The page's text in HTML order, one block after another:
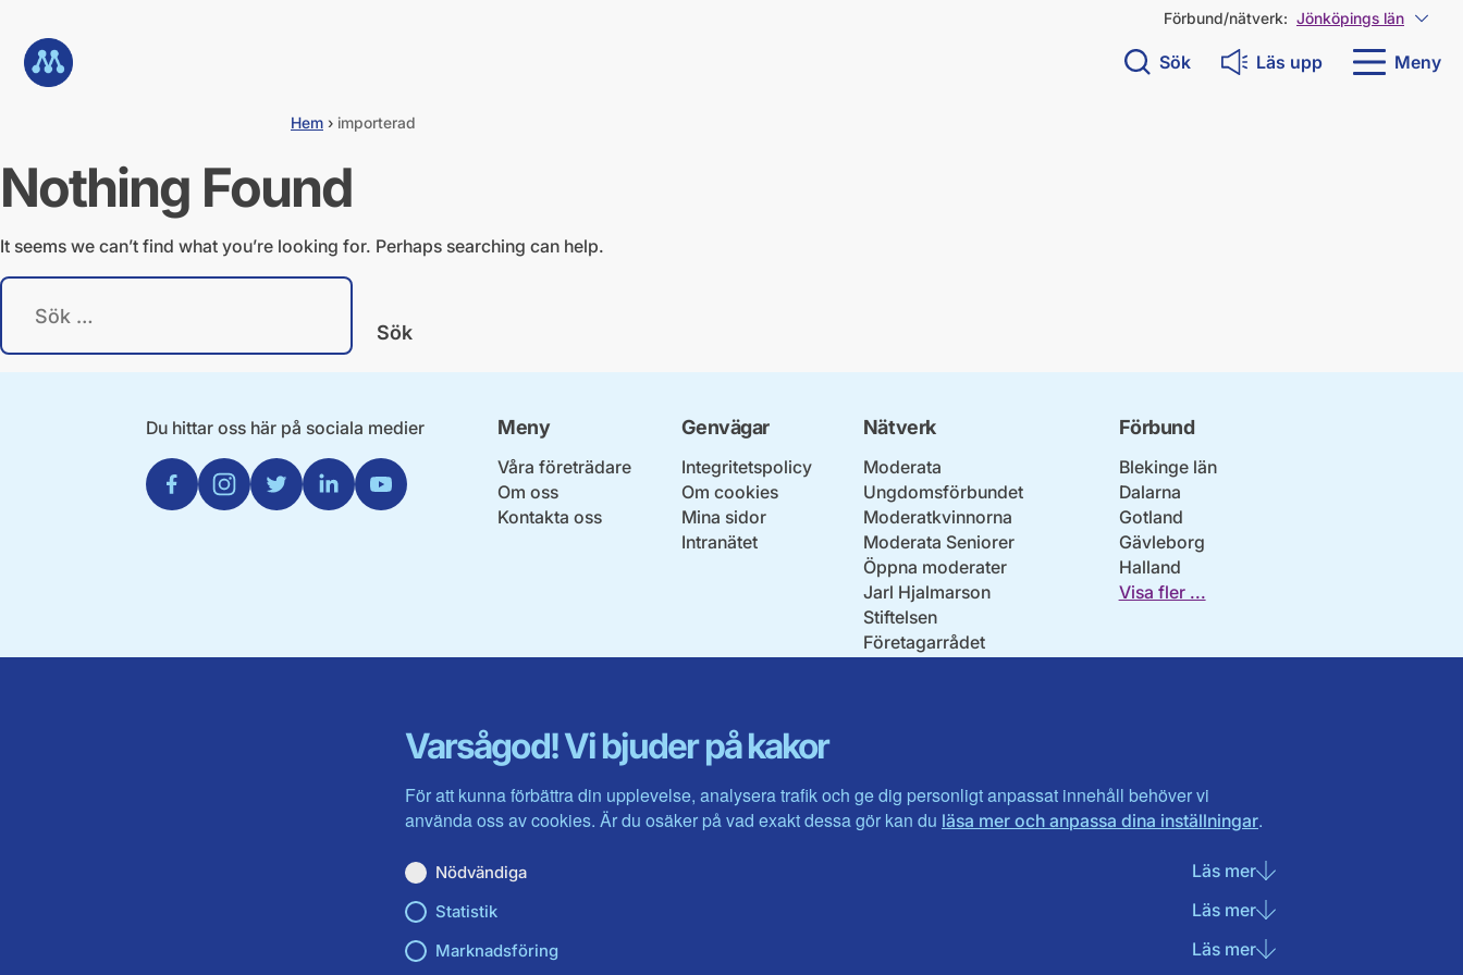
Varsågod! Vi bjuder på kakor
För att kunna förbättra din upplevelse, analysera trafik och ge dig personligt anpassat innehåll behöver vi
använda oss av cookies. Är du osäker på vad exakt dessa gör kan du läsa mer och anpassa dina inställningar.
Nödvändiga Läs merom Nödvändiga cookies
Statistik Läs merom Statistik cookies
Marknadsföring Läs merom Marknadsföring
t
l
h
Förbund/nätverk: Jönköpings län Visa
Sök Läs upp Meny
Hem › importerad
Nothing Found
It seems we can’t find what you’re looking for. Perhaps searching can help.
S
e
Du hittar oss här på sociala medier
FacebookInstagramTwitterLinkedinYoutube
Meny
Våra företrädare
Om oss
Kontakta oss
Genvägar
Integritetspolicy
Om cookies
Mina sidor
Intranätet
Nätverk
Moderata
Ungdomsförbundet
Moderatkvinnorna
Moderata Seniorer
Öppna moderater
Jarl Hjalmarson
Stiftelsen
Företagarrådet
Förbund
Blekinge län
Dalarna
Gotland
Gävleborg
Halland
Visa fler ...